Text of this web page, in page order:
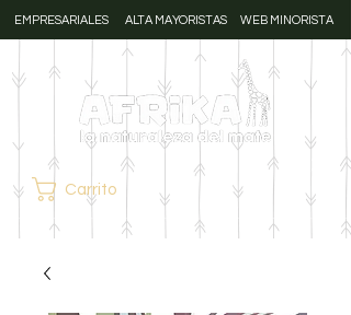
EMPRESARIALES ALTA MAYORISTAS WEB MINORISTA
Carrito